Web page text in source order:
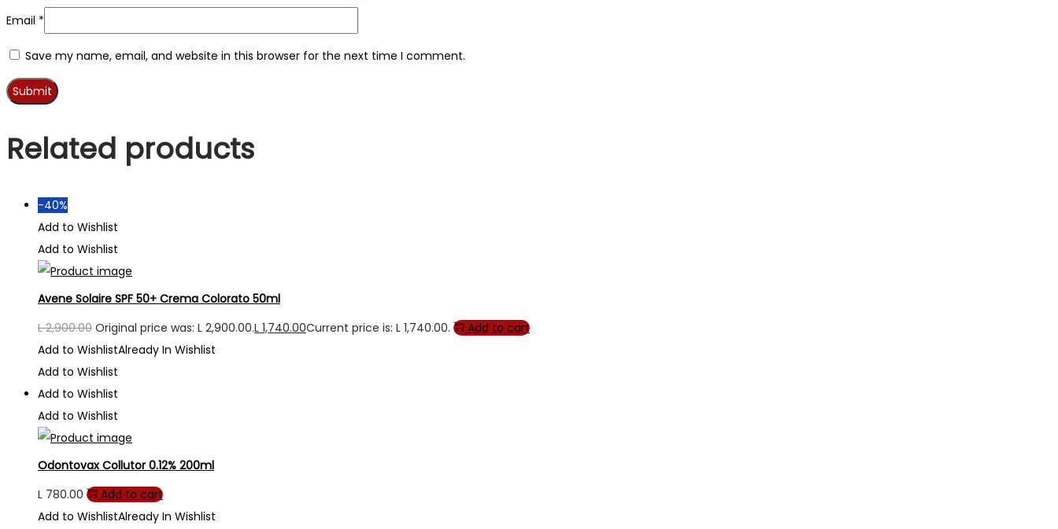
Email *
Save my name, email, and website in this browser for the next time I comment.
Related products
-40%
Add to Wishlist
Add to Wishlist
Avene Solaire SPF 50+ Crema Colorato 50ml
L2,900.00 Original price was: L 2,900.00.L 1,740.00Current price is: L 1,740.00.
Add to cart
Add to WishlistAlready In Wishlist
Add to Wishlist
Add to Wishlist
Add to Wishlist
Odontovax Collutor 0.12% 200ml
L 780.00
Add to cart
Add to WishlistAlready In Wishlist